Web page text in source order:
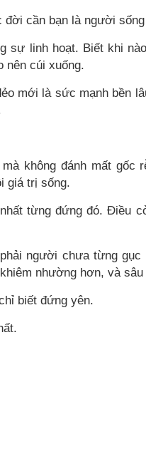
cần bạn là người
sự linh hoạt. Biết khi
nên cúi xuống.
mới là sức mạnh bền
không đánh mất gốc
giá trị sống.
từng đứng đó. Điều
người chưa từng
nhường hơn, và
biết đứng yên.